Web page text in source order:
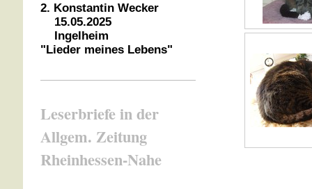
2. Konstantin Wecker
15.05.2025
Ingelheim
"Lieder meines Lebens"
Leserbriefe in der
Allgem. Zeitung
Rheinhessen-Nahe